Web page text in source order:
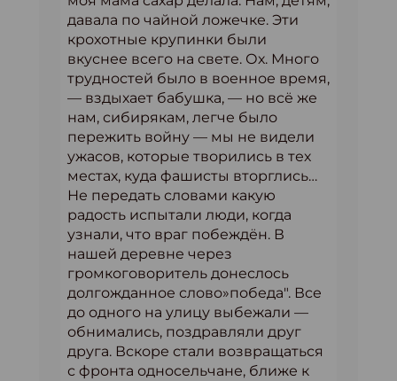
давала по чайной ложечке. Эти
крохотные крупинки были
вкуснее всего на свете. Ох. Много
трудностей было в военное время,
— вздыхает бабушка, — но всё же
нам, сибирякам, легче было
пережить войну — мы не видели
ужасов, которые творились в тех
местах, куда фашисты вторглись…
Не передать словами какую
радость испытали люди, когда
узнали, что враг побеждён. В
нашей деревне через
громкоговоритель донеслось
долгожданное слово»победа". Все
до одного на улицу выбежали —
обнимались, поздравляли друг
друга. Вскоре стали возвращаться
с фронта односельчане, ближе к